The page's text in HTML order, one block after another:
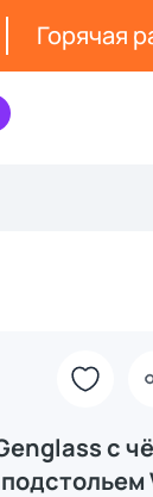
Горячая
с